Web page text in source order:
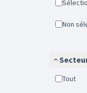
Non
Tout